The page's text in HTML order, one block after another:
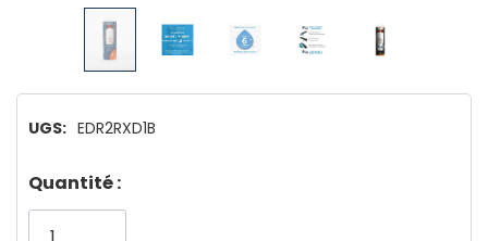
UGS: EDR2RXD1B
Dépêchez-
vous!
Quantité :